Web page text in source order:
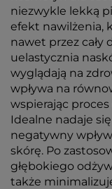
niezwykle lekką
efekt nawilżenia,
nawet przez cały
uelastycznia
wyglądają na
wpływa na
wspierając
Idealne nadaje
negatywny wpływ
skórę. Po
głębokiego
także